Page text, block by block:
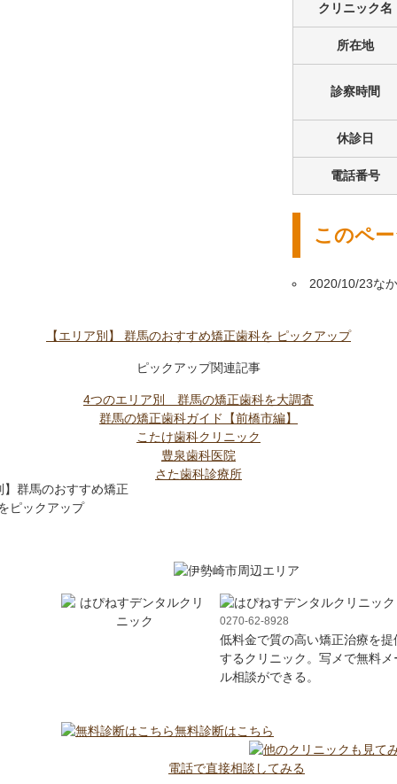
クリニック名
所在地
診察時間
休診日
電話番号
このペ
2020/10/23な
【エリア別】 群馬のおすすめ矯正歯科を ピックアップ
ピックアップ関連記事
4つのエリア別 群馬の矯正歯科を大調査
群馬の矯正歯科ガイド【前橋市編】
こたけ歯科クリニック
豊泉歯科医院
さた歯科診療所
0270-62-8928
低料金で質の高い矯正治療を提
するクリニック。写メで無料メ
ル相談ができる。
無料診断はこちら
電話で直接相談してみる